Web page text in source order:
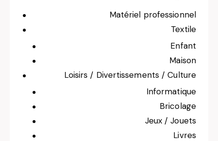
Matériel professionnel
Textile
Enfant
Maison
Loisirs / Divertissements / Culture
Informatique
Bricolage
Jeux / Jouets
Livres